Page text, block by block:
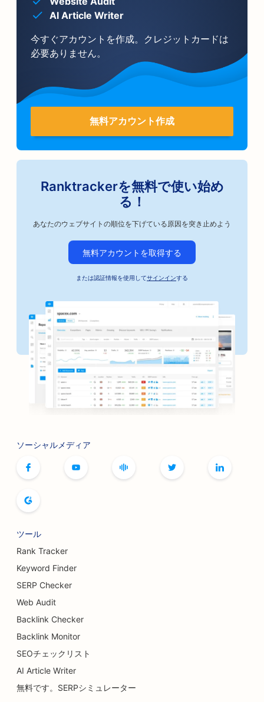
AI Article Writer
今すぐアカウントを作成。クレジットカードは
必要ありません。
無料アカウント作成
Ranktrackerを無料で使い始め
る！
あなたのウェブサイトの順位を下げている原因を突き止めよう
無料アカウントを取得する
または認証情報を使用してサインインする
ソーシャルメディア
ツール
Rank Tracker
Keyword Finder
SERP Checker
Web Audit
Backlink Checker
Backlink Monitor
SEOチェックリスト
AI Article Writer
無料です。SERPシミュレーター